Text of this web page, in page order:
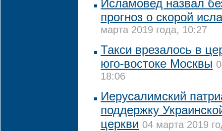
Исламовед назвал
прогноз о скорой
марта 2019 года, 10:27
Такси врезалось в
юго-востоке Москвы
18:06
Иерусалимский
поддержку
церкви 04 марта 2019